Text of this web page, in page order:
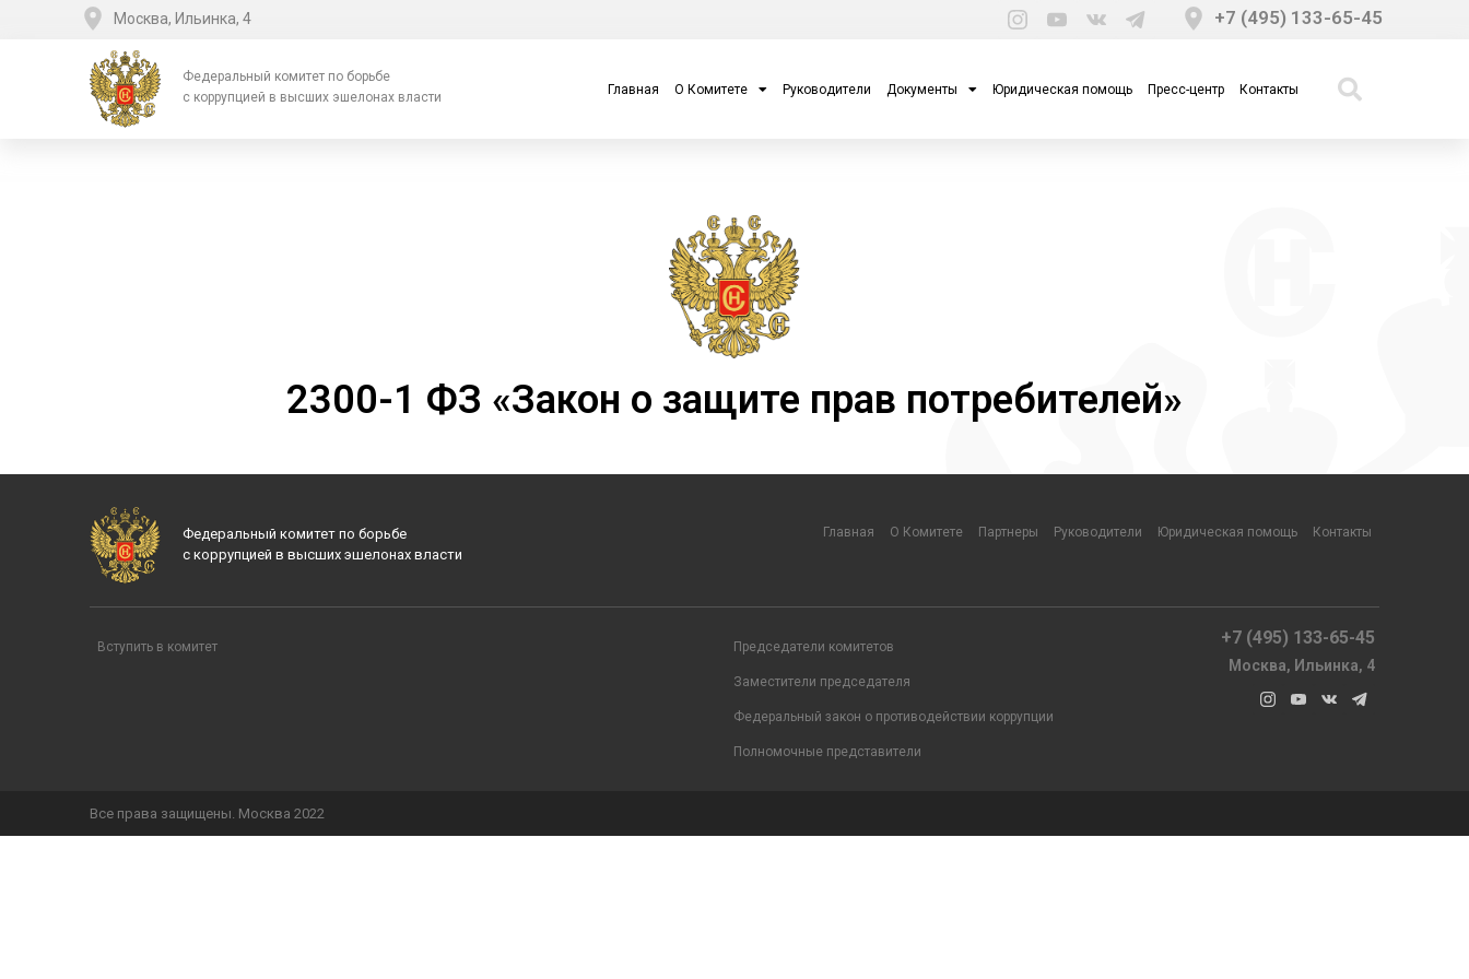
Москва, Ильинка, 4 +7 (495) 133-65-45
Федеральный комитет по борьбе
с коррупцией в высших эшелонах власти
Главная О Комитете Руководители Документы Юридическая помощь Пресс-центр Контакты
2300-1 ФЗ «Закон о защите прав потребителей»
Федеральный комитет по борьбе
с коррупцией в высших эшелонах власти
Главная О Комитете Партнеры Руководители Юридическая помощь Контакты
Вступить в комитет Председатели комитетов
Заместители председателя
Федеральный закон о противодействии коррупции
Полномочные представители
+7 (495) 133-65-45
Москва, Ильинка, 4
Все права защищены. Москва 2022